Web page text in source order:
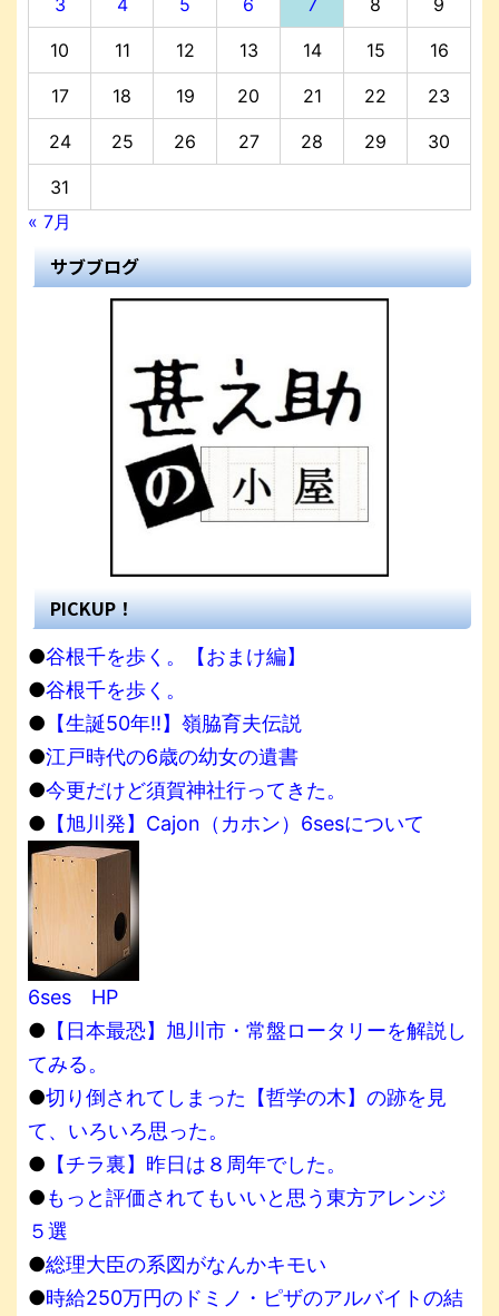
3 4 5 6 7 8 9
10 11 12 13 14 15 16
17 18 19 20 21 22 23
24 25 26 27 28 29 30
31
« 7月
サブブログ
PICKUP！
●谷根千を歩く。【おまけ編】
●谷根千を歩く。
● 【生誕50年!!】嶺脇育夫伝説
●江戸時代の6歳の幼女の遺書
●今更だけど須賀神社行ってきた。
● 【旭川発】Cajon（カホン）6sesについて
6ses HP
● 【日本最恐】旭川市・常盤ロータリーを解説し
てみる。
●切り倒されてしまった【哲学の木】の跡を見
て、いろいろ思った。
● 【チラ裏】昨日は８周年でした。
●もっと評価されてもいいと思う東方アレンジ
５選
●総理大臣の系図がなんかキモい
●時給250万円のドミノ・ピザのアルバイトの結